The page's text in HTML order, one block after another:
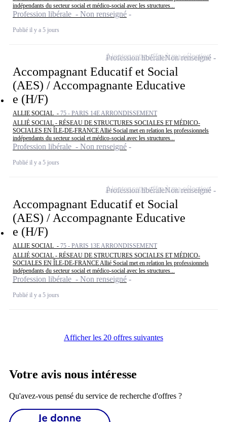
indépendants du secteur social et médico-social avec les structures...
Profession libérale - Non renseigné
Publié il y a 5 jours
Accompagnant Educatif et Social
(AES) / Accompagnante Educative
e (H/F)
ALLIE SOCIAL - 75 - PARIS 14E ARRONDISSEMENT
ALLIÉ SOCIAL - RÉSEAU DE STRUCTURES SOCIALES ET MÉDICO-
SOCIALES EN ÎLE-DE-FRANCE Allié Social met en relation les professionnels
indépendants du secteur social et médico-social avec les structures...
Profession libérale - Non renseigné
Publié il y a 5 jours
Profession libéraleNon renseigné
Ajouter cette offre à ma sélection
Accompagnant Educatif et Social
(AES) / Accompagnante Educative
e (H/F)
ALLIE SOCIAL - 75 - PARIS 13E ARRONDISSEMENT
ALLIÉ SOCIAL - RÉSEAU DE STRUCTURES SOCIALES ET MÉDICO-
SOCIALES EN ÎLE-DE-FRANCE Allié Social met en relation les professionnels
indépendants du secteur social et médico-social avec les structures...
Profession libérale - Non renseigné
Publié il y a 5 jours
Profession libéraleNon renseigné
Ajouter cette offre à ma sélection
Afficher les 20 offres suivantes
Votre avis nous intéresse
Qu'avez-vous pensé du service de recherche d'offres ?